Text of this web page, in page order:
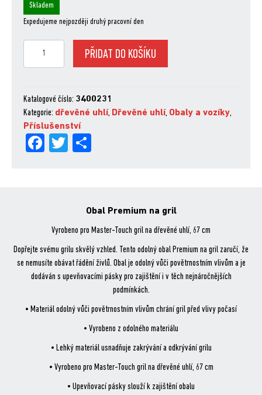
Skladem
Expedujeme nejpozději druhý pracovní den
Master-
Touch
CRAFTED
67cm
množství
PŘIDAT DO KOŠÍKU
Katalogové číslo: 3400231
Kategorie: dřevěné uhlí, Dřevěné uhlí, Obaly a vozíky,
Příslušenství
Fa
Tw
Obal Premium na gril
Vyrobeno pro Master-Touch gril na dřevěné uhlí, 67 cm
Dopřejte svému grilu skvělý vzhled. Tento odolný obal Premium na gril zaručí, že
se nemusíte obávat řádění živlů. Obal je odolný vůči povětrnostním vlivům a je
dodáván s upevňovacími pásky pro zajištění i v těch nejnáročnějších
podmínkách.
• Materiál odolný vůči povětrnostním vlivům chrání gril před vlivy počasí
• Vyrobeno z odolného materiálu
• Lehký materiál usnadňuje zakrývání a odkrývání grilu
• Vyrobeno pro Master-Touch gril na dřevěné uhlí, 67 cm
• Upevňovací pásky slouží k zajištění obalu